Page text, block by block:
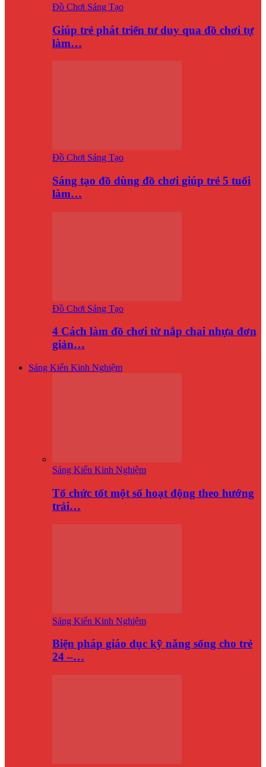
Đồ Chơi Sáng Tạo
Giúp trẻ phát triển tư duy qua đồ chơi tự
làm…
Đồ Chơi Sáng Tạo
Sáng tạo đồ dùng đồ chơi giúp trẻ 5 tuổi
làm…
Đồ Chơi Sáng Tạo
4 Cách làm đồ chơi từ nắp chai nhựa đơn
giản…
Sáng Kiến Kinh Nghiệm
Sáng Kiến Kinh Nghiệm
Tổ chức tốt một số hoạt động theo hướng
trải…
Sáng Kiến Kinh Nghiệm
Biện pháp giáo dục kỹ năng sống cho trẻ
24 –…